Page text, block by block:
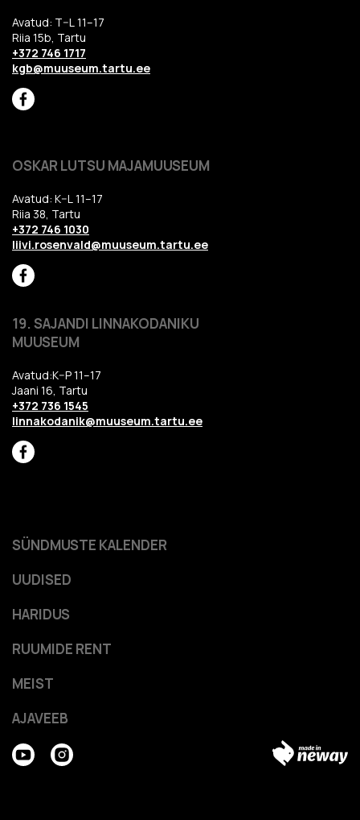
Avatud: T–L 11–17
Riia 15b, Tartu
+372 746 1717
kgb@muuseum.tartu.ee
OSKAR LUTSU MAJAMUUSEUM
Avatud: K–L 11–17
Riia 38, Tartu
+372 746 1030
liivi.rosenvald@muuseum.tartu.ee
19. SAJANDI LINNAKODANIKU
MUUSEUM
Avatud:K–P 11–17
Jaani 16, Tartu
+372 736 1545
linnakodanik@muuseum.tartu.ee
HARIDUS
RUUMIDE RENT
MEIST
AJAVEEB
SÜNDMUSTE KALENDER
UUDISED